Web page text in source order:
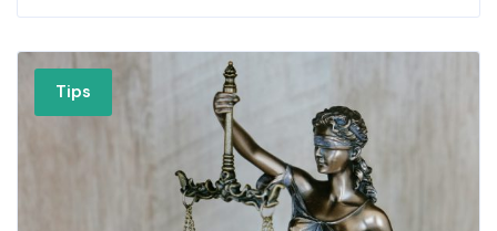
Tips